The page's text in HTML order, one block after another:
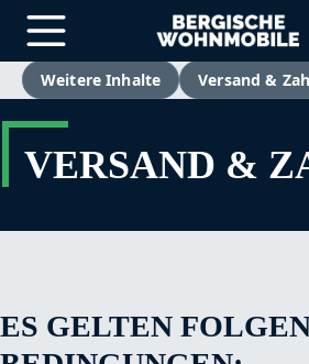
Zum Hauptinhalt springen
Weitere Inhalte Versand &
VERSAND &
ES GELTEN